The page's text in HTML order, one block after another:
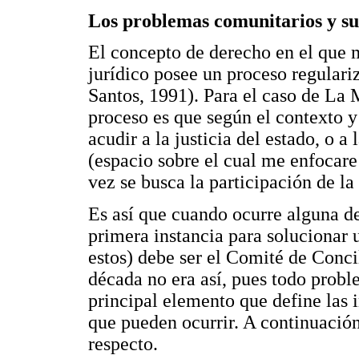
Los problemas comunitarios y
El concepto de derecho en el que
jurídico posee un proceso
Santos, 1991). Para el caso de
proceso es que según el contexto
acudir a la justicia del estado, o a
(espacio sobre el cual me
vez se busca la participación de
Es así que cuando ocurre alguna
primera instancia para solucionar
estos) debe ser el Comité de
década no era así, pues todo
principal elemento que define las
que pueden ocurrir. A
respecto.